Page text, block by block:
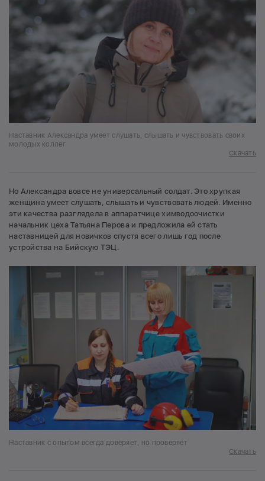
Наставник Александра умеет слушать, слышать и чувствовать своих
молодых коллег
Скачать
Но Александра вовсе не универсальный солдат. Это хрупкая
женщина умеет слушать, слышать и чувствовать людей. Именно
эти качества разглядела в аппаратчице химводоочистки
начальник цеха Татьяна Перова и предложила ей стать
наставницей для новичков спустя всего лишь год после
устройства на Бийскую ТЭЦ.
Наставник с опытом всегда доверяет, но проверяет
Скачать